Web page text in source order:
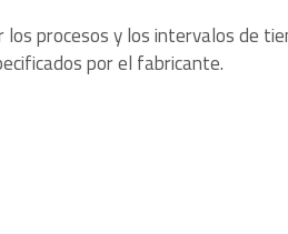
los procesos y los intervalos de
por el fabricante.